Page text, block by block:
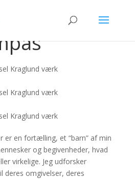
er en fortælling, et “barn” af min
og begivenheder, hvad
virkelige. Jeg udforsker
deres omgivelser, deres